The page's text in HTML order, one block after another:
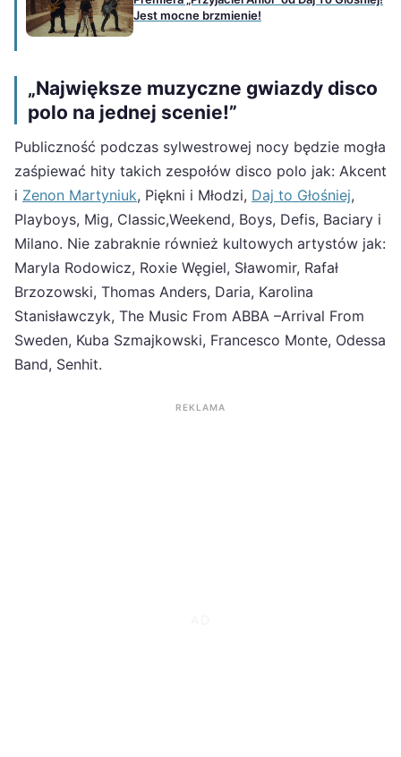
Jest mocne brzmienie!
„Największe muzyczne gwiazdy disco
polo na jednej scenie!”
Publiczność podczas sylwestrowej nocy będzie mogła
zaśpiewać hity takich zespołów disco polo jak: Akcent
i Zenon Martyniuk, Piękni i Młodzi, Daj to Głośniej,
Playboys, Mig, Classic,Weekend, Boys, Defis, Baciary i
Milano. Nie zabraknie również kultowych artystów jak:
Maryla Rodowicz, Roxie Węgiel, Sławomir, Rafał
Brzozowski, Thomas Anders, Daria, Karolina
Stanisławczyk, The Music From ABBA –Arrival From
Sweden, Kuba Szmajkowski, Francesco Monte, Odessa
Band, Senhit.
REKLAMA